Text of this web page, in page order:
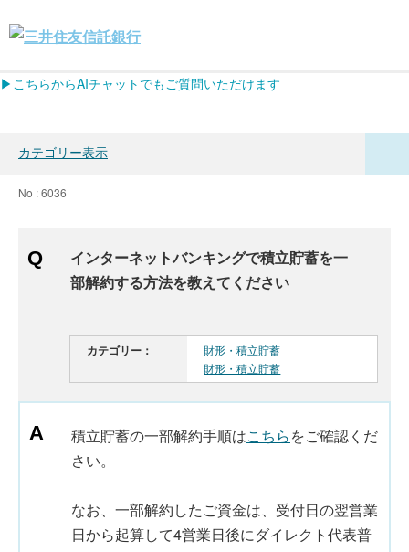
▶こちらからAIチャットでもご質問いただけます
カテゴリー表示
No : 6036
インターネットバンキングで積立貯蓄を一
部解約する方法を教えてください
カテゴリー：
財形・積立貯蓄
財形・積立貯蓄
積立貯蓄の一部解約手順はこちらをご確認くだ
さい。
なお、一部解約したご資金は、受付日の翌営業
日から起算して4営業日後にダイレクト代表普